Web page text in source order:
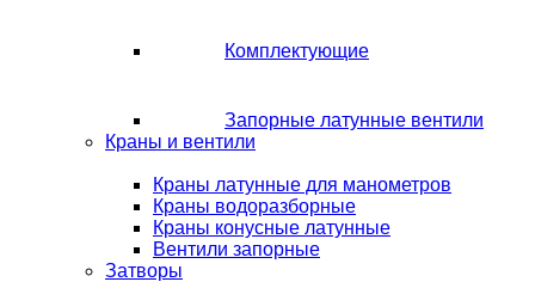
Комплектующие
Запорные латунные вентили
Краны и вентили
Краны латунные для манометров
Краны водоразборные
Краны конусные латунные
Вентили запорные
Затворы